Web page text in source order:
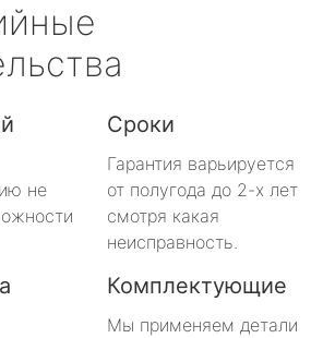
не
Сроки
Гарантия варьируется
от полугода до 2-х лет
смотря какая
неисправность.
Комплектующие
Мы применяем детали